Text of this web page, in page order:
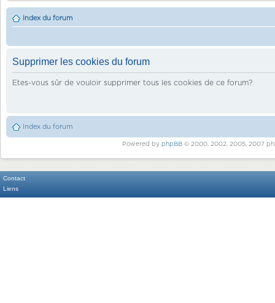
Index du forum
Supprimer les cookies du forum
Etes-vous sûr de vouloir supprimer tous les cookies de ce forum?
Index du forum
Powered by phpBB© 2000, 2002, 2005, 2007
Contact
Liens